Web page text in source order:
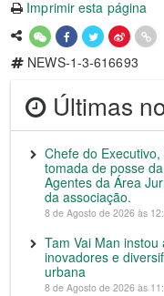
Imprimir esta página
NEWS-1-3-616693
Últimas
Chefe do
tomada de posse
Agentes da Área
da associação.
8 de Agosto de 2026 às
Tam Vai Man
inovadores e
urbana
8 de Agosto de 2026 às